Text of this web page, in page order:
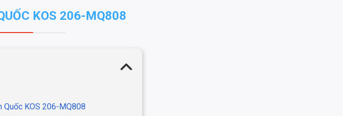
KOS 206-MQ808
Quốc KOS 206-MQ808